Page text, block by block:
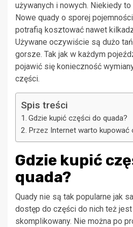
używanych i nowych. Niekiedy
Nowe quady o sporej
potrafią kosztować nawet
Używane oczywiście są dużo
gorsze. Tak jak w każdym
pojawić się konieczność
części.
Spis treści
Gdzie kupić części do quada?
Przez Internet warto kupować
Gdzie kupić
quada?
Quady nie są tak popularne jak
dostęp do części do nich też
skomplikowany. Nie można po